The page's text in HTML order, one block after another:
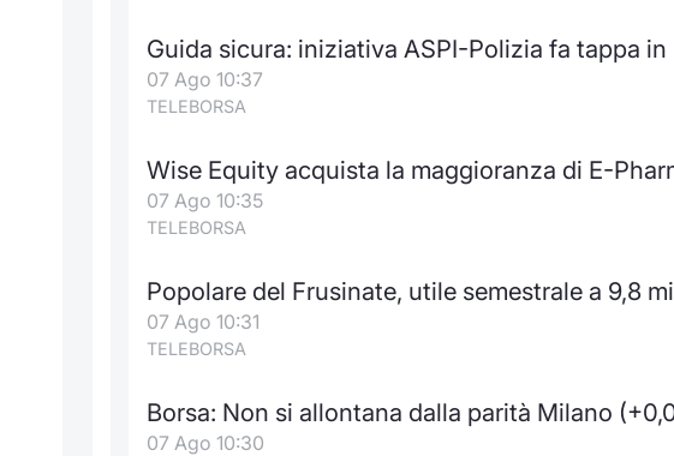
Guida sicura: iniziativa ASPI-Polizia fa tappa in
07 Ago 10:37
TELEBORSA
Wise Equity acquista la maggioranza di E-
07 Ago 10:35
TELEBORSA
Popolare del Frusinate, utile semestrale a 9,8
07 Ago 10:31
TELEBORSA
Borsa: Non si allontana dalla parità Milano
07 Ago 10:30